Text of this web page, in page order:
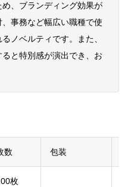
、ブランディング効果が
事務など幅広い職種で使
ノベルティです。また、
と特別感が演出でき、お
数 包装
枚